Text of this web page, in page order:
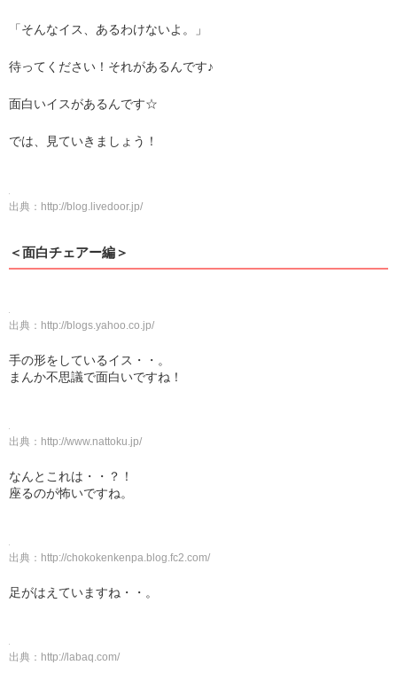
「そんなイス、あるわけないよ。」
待ってください！それがあるんです♪
面白いイスがあるんです☆
では、見ていきましょう！
出典： http://blog.livedoor.jp/
＜面白チェアー編＞
出典： http://blogs.yahoo.co.jp/
手の形をしているイス・・。
まんか不思議で面白いですね！
出典： http://www.nattoku.jp/
なんとこれは・・？！
座るのが怖いですね。
出典： http://chokokenkenpa.blog.fc2.com/
足がはえていますね・・。
出典： http://labaq.com/